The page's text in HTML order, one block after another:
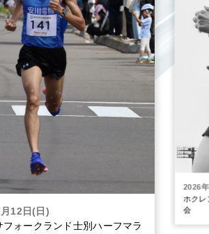
12日(日)
フォークランド士別ハーフマラ
2026
ホク
会